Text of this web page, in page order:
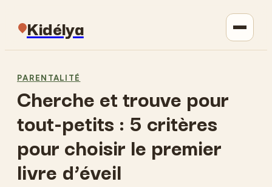
Kidélya
Maison
Jardinage
Lifestyle
PARENTALITÉ
Cherche et trouve pour
tout-petits : 5 critères
pour choisir le premier
livre d’éveil